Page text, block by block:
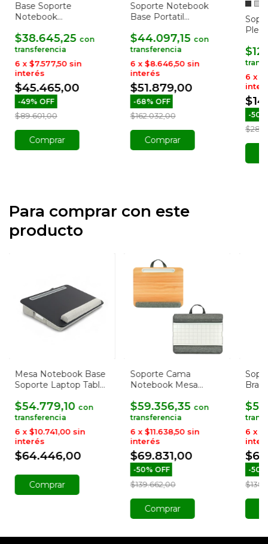
Base Soporte
Notebook
Elevador Regulable
$38.645,25 con
$45.465,00
-49% OFF
$89.601,00
6 x $7.577,50 sin
interés
Comprar
Soporte Notebook
Base Portatil
$44.097,15 con
$51.879,00
-68% OFF
$162.032,00
6 x $8.646,50 sin
interés
Comprar
-50
6 x
Para comprar con este
producto
Mesa Notebook Base
Soporte Laptop Tablet
$54.779,10 con
$64.446,00
6 x $10.741,00 sin
interés
Soporte Cama
Notebook Mesa
$59.356,35 con
$69.831,00
-50% OFF
$139.662,00
6 x $11.638,50 sin
interés
Comprar
-50
6 x